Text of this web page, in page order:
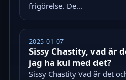
frigörelse. De...
2025-01-07
Sissy Chastity, vad är
jag ha kul med det?
Sissy Chastity Vad är det